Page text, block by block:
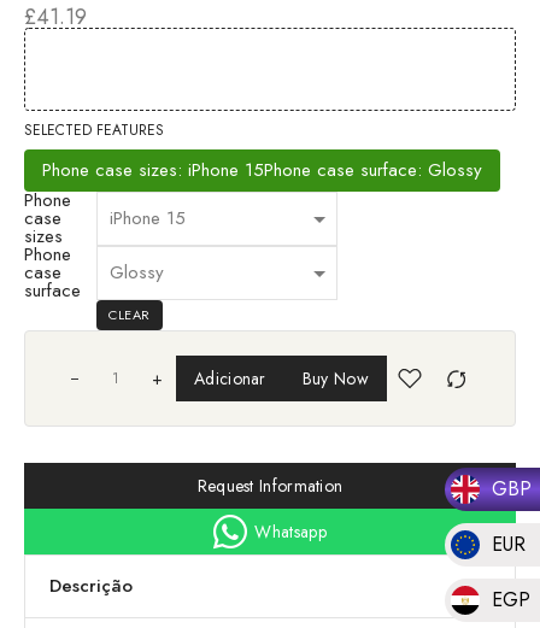
GBP
EUR
EGP
£41.19
SELECTED FEATURES
Phone case sizes: iPhone 15Phone case surface: Glossy
Phone
case
sizes
Phone
case
surface
CLEAR
+ Adicionar Buy Now
Request Information
Whatsapp
Descrição